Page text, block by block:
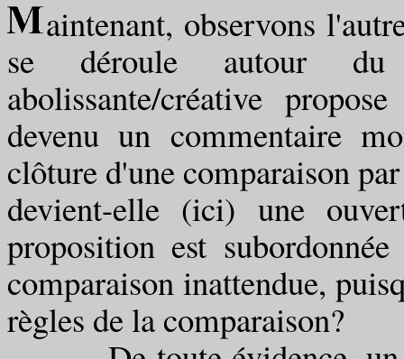
aintenant, observons
se déroule autour du
abolissante/créative
devenu un commentaire
clôture d'une comparaison
devient-elle (ici) une
proposition est
comparaison inattendue,
règles de la comparaison?